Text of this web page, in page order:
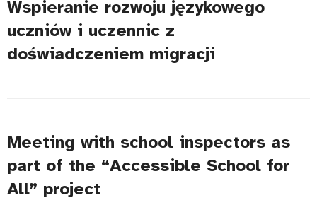
Wspieranie rozwoju językowego
uczniów i uczennic z
doświadczeniem migracji
Meeting with school inspectors as
part of the “Accessible School for
All” project